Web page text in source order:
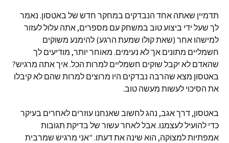
תדמיין שאתה אחד הנבדקים במחקר חדש של באטסון. נאמר
לך שעל ידי ביצוע טוב במשחק עם מספרים, אתה עלול לעזור
למישהו אחר (שאת קולו שמעת הרגע) להימנע משוקים
חשמליים מתונים אך לא נעימים. מאוחר יותר, מודיעים לך
שהאדם לא יקבל שוקים חשמליים למרות הכל. איך אתה מרגיש?
באטסון מצא שהרבה נבדקים היו מרוצים למרות שהם לא קיבלו
את הסיכוי לעשות מעשה טוב.
באטסון, דרך אגב, נהג לחשוב שאנחנו עוזרים לאחרים בעיקר
כדי להועיל לעצמנו. אבל לאחר עשור של בדיקת תגובות
אמפתיות למצוקה, הוא שינה את דעתו. "אני מרגיש שמרבית